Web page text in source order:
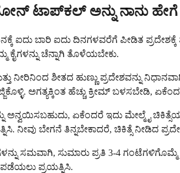
ಟಾಪ್‌ಕಲ್ ಅನ್ನು ನಾನು ಹೇಗೆ
ಐದು ಬಾರಿ ಐದು ದಿನಗಳವರೆಗೆ ಪೀಡಿತ
ಚೆನ್ನಾಗಿ ತೊಳೆಯಬೇಕು.
ನೀರಿನಿಂದ ಶೀತದ ಹುಣ್ಣು ಪ್ರದೇಶವನ್ನು
ಅಗತ್ಯಕ್ಕಿಂತ ಹೆಚ್ಚು ಕ್ರೀಮ್ ಬಳಸಬೇಡಿ,
ಅನ್ವಯಿಸಬಹುದು, ಏಕೆಂದರೆ ಇದು ಮೇಲ್ಮೈ
ನೀವು ಬೇಗನೆ ತಿನ್ನಬೇಕಾದರೆ, ಚಿಕಿತ್ಸೆ ನೀಡಿದ
ಸಮವಾಗಿ, ಸುಮಾರು ಪ್ರತಿ 3-4 ಗಂಟೆಗಳಿಗೊಮ್ಮೆ
ಪಡೆಯಲು ಪ್ರಯತ್ನಿಸಿ.